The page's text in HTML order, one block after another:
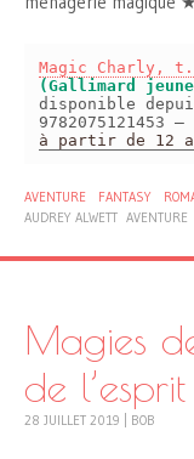
Magic Charly,
(Gallimard
disponible
9782075121453
à partir de 12
AVENTURE FANTASY
AUDREY ALWETT AVENTURE
Magies
de l’esprit
28 JUILLET 2019 BOB